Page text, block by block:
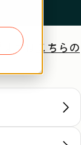
まずは
こちらの